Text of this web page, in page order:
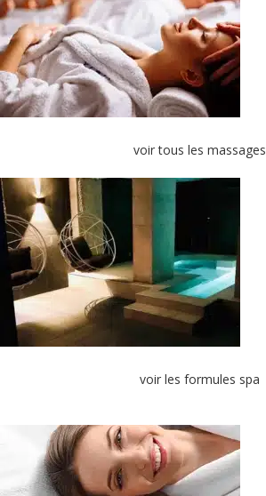
voir tous les massages
voir les formules spa